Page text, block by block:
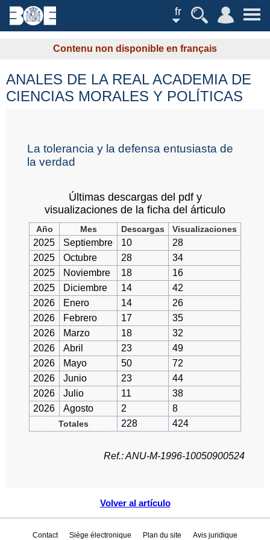
fr
Contenu non disponible en français
Volver al artículo
ANALES DE LA REAL ACADEMIA DE
CIENCIAS MORALES Y POLÍTICAS
La tolerancia y la defensa entusiasta de
la verdad
Últimas descargas del pdf y
visualizaciones de la ficha del árticulo
Año Mes Descargas Visualizaciones
2025 Septiembre 10
28
2025
Octubre 28
34
2025
Noviembre 18
16
2025
Diciembre 14
42
2026
Enero 14
26
2026
Febrero 17
35
2026
Marzo 18
32
2026
Abril 23
49
2026
Mayo 50
72
2026
Junio 23
44
2026
Julio 11
38
2026
Agosto 2 8
Totales 228 424
Ref.: ANU-M-1996-10050900524
Contact Siège électronique Plan du site
Avis juridique